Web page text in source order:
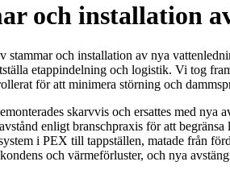
och installation
stammar och installation av nya
etappindelning och logistik. Vi tog
för att minimera störning och
skarvvis och ersattes med
enligt branschpraxis för att
i PEX till tappställen, matade från
och värmeförluster, och nya